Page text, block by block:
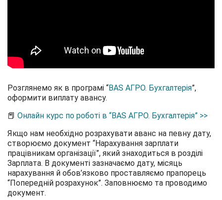
Розглянемо як в програмі “BAS АГРО. Бухгалтерія”,
оформити виплату авансу.
📕 Онлайн курс по роботі в “BAS АГРО. Бухгалтерія” >>
Якщо нам необхідно розрахувати аванс на певну дату,
створюємо документ “Нарахування зарплати
працівникам організації”, який знаходиться в розділі
Зарплата. В документі зазначаємо дату, місяць
нарахування й обов’язково проставляємо прапорець
“Попередній розрахунок”. Заповнюємо та проводимо
документ.